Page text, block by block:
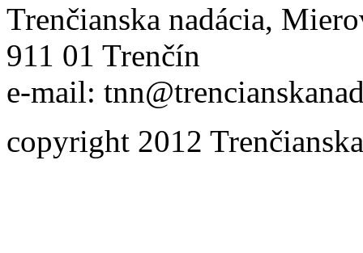
Trenčianska nadácia,
911 01 Trenčín
e-mail:
copyright 2012